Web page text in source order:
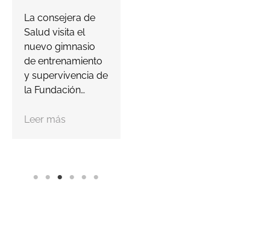
La consejera de
Salud visita el
nuevo gimnasio
de entrenamiento
y supervivencia de
la Fundación…
Leer más